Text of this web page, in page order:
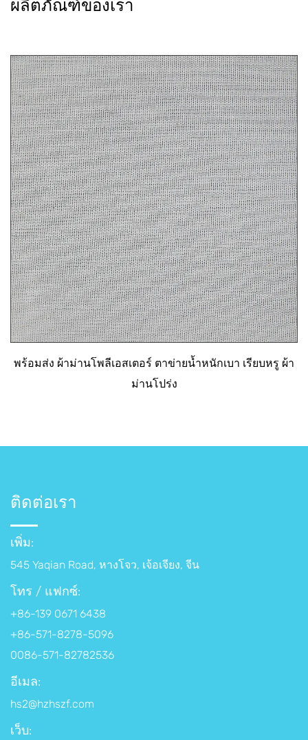
ผลิตภัณฑ์ของเรา
พร้อมส่ง ผ้าม่านโพลีเอสเตอร์ ตาข่ายน้ำหนักเบา เรียบหรู ผ้า
ม่านโปร่ง
ติดต่อเรา
เพิ่ม:
545 Yaqian Road, หางโจว, เจ้อเจียง, จีน
โทร / แฟกซ์:
+86-139 0671 6438
+86-571-8278-5096
0086-571-82782536
อีเมล:
hs2@hzhszf.com
เว็บ: